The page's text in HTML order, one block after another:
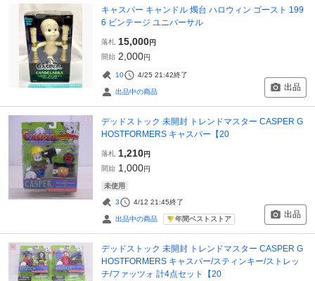
キャスパー キャンドル 燭台 ハロウィン ゴースト 199
6 ビンテージ ユニバーサル
落札 15,000円
開始 2,000円
10 4/25 21:42終了
出品中の商品 出品
デッドストック 未開封 トレンドマスター CASPER G
HOSTFORMERS キャスパー【20
落札 1,210円
開始 1,000円
未使用
3 4/12 21:45終了
出品中の商品 年間ベストストア 出品
デッドストック 未開封 トレンドマスター CASPER G
HOSTFORMERS キャスパー/スティンキー/ストレッ
チ/ファッツォ 計4点セット【20